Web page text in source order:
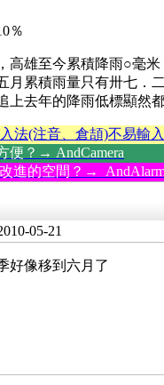
％
高雄至今累積降雨○毫米
月累積雨量只有卅七．
上去年的降雨低標顯然都
法(注音、倉頡)不易輸
便？→ AndCamera
進的空間？→
05-21
好像移到六月了